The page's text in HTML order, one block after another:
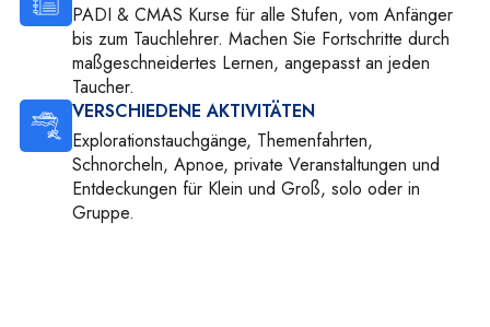
PADI & CMAS Kurse für alle Stufen, vom Anfänger
bis zum Tauchlehrer. Machen Sie Fortschritte durch
maßgeschneidertes Lernen, angepasst an jeden
Taucher.
VERSCHIEDENE AKTIVITÄTEN
Explorationstauchgänge, Themenfahrten,
Schnorcheln, Apnoe, private Veranstaltungen und
Entdeckungen für Klein und Groß, solo oder in
Gruppe.